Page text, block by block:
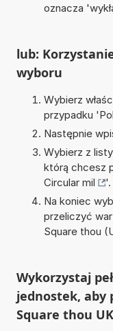
oznacza
lub:
wyboru
Wybierz
przypadku '
Następnie
Wybierz z
którą chcesz
Circular mil
'.
Na koniec
przeliczyć
Square thou
Wykorzystaj
jednostek, aby
Square thou UK